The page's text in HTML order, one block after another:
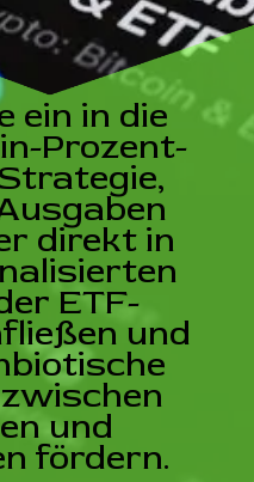
ein in die
Prozent-
direkt in
ETF-
und
und
fördern.